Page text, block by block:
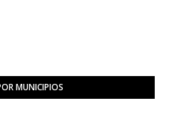
MUNICIPIOS